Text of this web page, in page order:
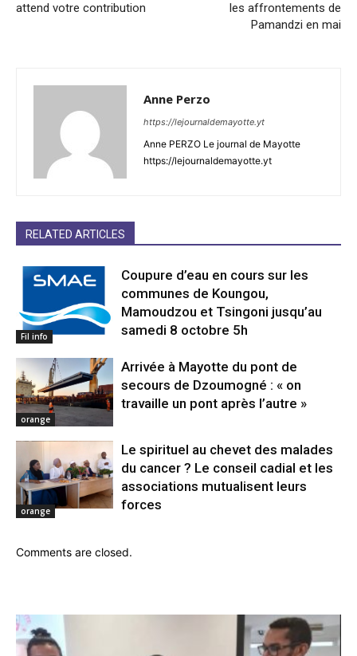
attend votre contribution
les affrontements de
Pamandzi en mai
Anne Perzo
https://lejournaldemayotte.yt
Anne PERZO Le journal de Mayotte
https://lejournaldemayotte.yt
RELATED ARTICLES
Fil info
Coupure d’eau en cours sur les
communes de Koungou,
Mamoudzou et Tsingoni jusqu’au
samedi 8 octobre 5h
orange
Arrivée à Mayotte du pont de
secours de Dzoumogné : « on
travaille un pont après l’autre »
orange
Le spirituel au chevet des malades
du cancer ? Le conseil cadial et les
associations mutualisent leurs
forces
Comments are closed.